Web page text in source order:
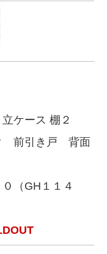
ケース 棚２
前引き戸 背面
（GH１１４